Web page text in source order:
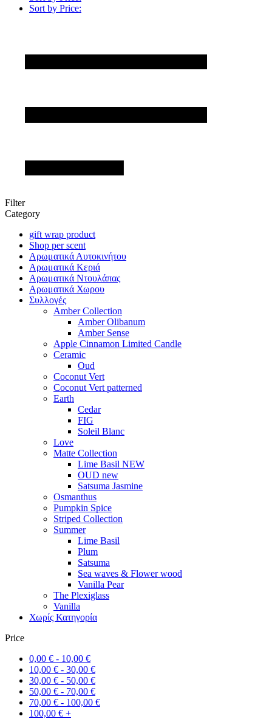
Sort by Price:
Filter
Category
gift wrap product
Shop per scent
Αρωματικά Αυτοκινήτου
Αρωματικά Κεριά
Αρωματικά Ντουλάπας
Αρωματικά Χωρου
Συλλογές
Amber Collection
Amber Olibanum
Amber Sense
Apple Cinnamon Limited Candle
Ceramic
Oud
Coconut Vert
Coconut Vert patterned
Earth
Cedar
FIG
Soleil Blanc
Love
Matte Collection
Lime Basil NEW
OUD new
Satsuma Jasmine
Osmanthus
Pumpkin Spice
Striped Collection
Summer
Lime Basil
Plum
Satsuma
Sea waves & Flower wood
Vanilla Pear
The Plexiglass
Vanilla
Χωρίς Κατηγορία
Price
0,00 € - 10,00 €
10,00 € - 30,00 €
30,00 € - 50,00 €
50,00 € - 70,00 €
70,00 € - 100,00 €
100,00 € +